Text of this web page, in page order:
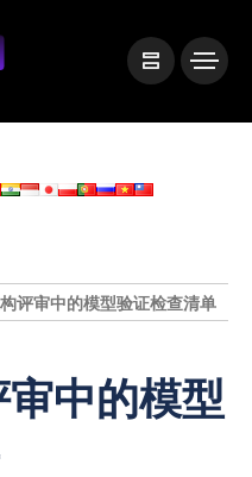
评审中的模型验证检查清单
中的模型